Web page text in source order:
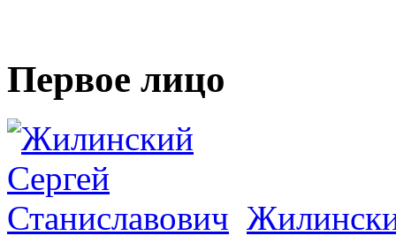
Первое лицо